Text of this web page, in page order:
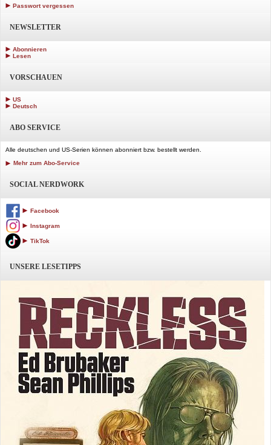
Passwort vergessen
NEWSLETTER
Abonnieren
Lesen
VORSCHAUEN
US
Deutsch
ABO SERVICE
Alle deutschen und US-Serien können abonniert bzw. bestellt werden.
Mehr zum Abo-Service
SOCIAL NERDWORK
Facebook
Instagram
TikTok
UNSERE LESETIPPS